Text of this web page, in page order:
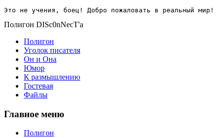
Это не учения, боец! Добро пожаловать в реальный мир!
Полигон DISc0nNecT'a
Полигон
Уголок писателя
Он и Она
Юмор
К размышлению
Гостевая
Файлы
Главное меню
Полигон